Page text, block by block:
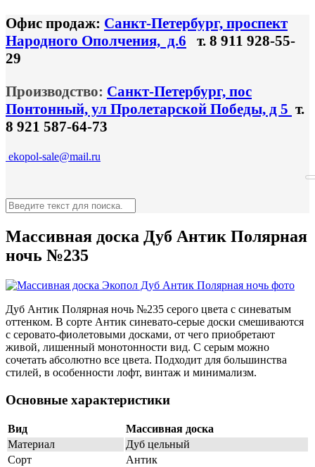
Офис продаж: Санкт-Петербург, проспект
Народного Ополчения, д.6 т. 8 911 928-55-
29
Производство: Санкт-Петербург, пос
Понтонный, ул Пролетарской Победы, д 5 т.
8 921 587-64-73
ekopol-sale@mail.ru
Массивная доска Дуб Антик Полярная
ночь №235
Дуб Антик Полярная ночь №235 серого цвета с синеватым
оттенком. В сорте Антик синевато-серые доски смешиваются
с серовато-фиолетовыми досками, от чего приобретают
живой, лишенный монотонности вид. С серым можно
сочетать абсолютно все цвета. Подходит для большинства
стилей, в особенности лофт, винтаж и минимализм.
Основные характеристики
Вид
Массивная доска
Материал
Дуб цельный
Сорт
Антик